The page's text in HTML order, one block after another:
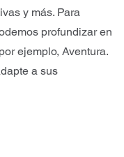
y más. Para
profundizar en
ejemplo, Aventura.
a sus